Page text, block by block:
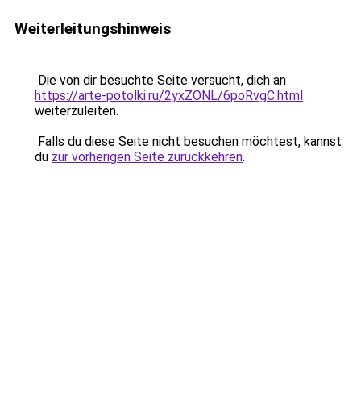
Weiterleitungshinweis
Die von dir besuchte Seite versucht, dich an
https://arte-potolki.ru/2yxZONL/6poRvgC.html
weiterzuleiten.
Falls du diese Seite nicht besuchen möchtest, kannst
du zur vorherigen Seite zurückkehren.